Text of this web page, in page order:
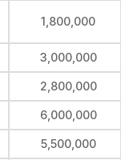
1,800,000
3,000,000
2,800,000
6,000,000
5,500,000